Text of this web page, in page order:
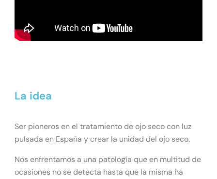
La idea
Ser pioneros en el tratamiento de ojo seco con luz
pulsada en España y crear la unidad del ojo seco.
Nos enfrentamos a una patología que en multitud de
ocasiones no se detecta hasta que la misma ha